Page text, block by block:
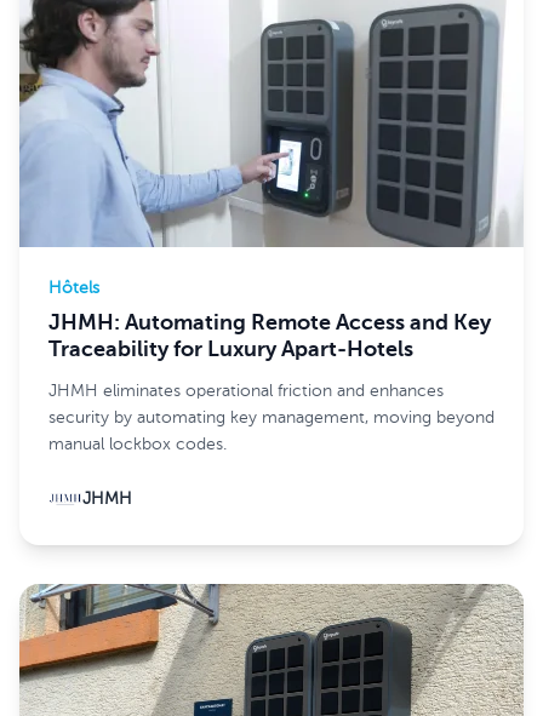
Hôtels
JHMH: Automating Remote Access and Key
Traceability for Luxury Apart-Hotels
JHMH eliminates operational friction and enhances
security by automating key management, moving beyond
manual lockbox codes.
JHMH